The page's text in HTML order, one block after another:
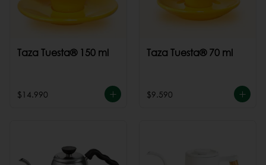
Taza Tuesta® 150 ml
$14.990
Taza Tuesta® 70 ml
$9.590